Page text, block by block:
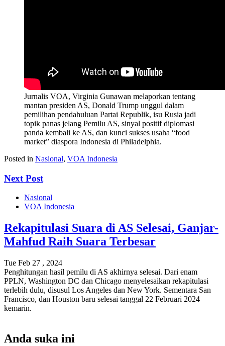
Jurnalis VOA, Virginia Gunawan melaporkan tentang
mantan presiden AS, Donald Trump unggul dalam
pemilihan pendahuluan Partai Republik, isu Rusia jadi
topik panas jelang Pemilu AS, sinyal positif diplomasi
panda kembali ke AS, dan kunci sukses usaha “food
market” diaspora Indonesia di Philadelphia.
Posted in Nasional, VOA Indonesia
Next Post
Nasional
VOA Indonesia
Rekapitulasi Suara di AS Selesai, Ganjar-
Mahfud Raih Suara Terbesar
Tue Feb 27 , 2024
Penghitungan hasil pemilu di AS akhirnya selesai. Dari enam
PPLN, Washington DC dan Chicago menyelesaikan rekapitulasi
terlebih dulu, disusul Los Angeles dan New York. Sementara San
Francisco, dan Houston baru selesai tanggal 22 Februari 2024
kemarin.
Anda suka ini